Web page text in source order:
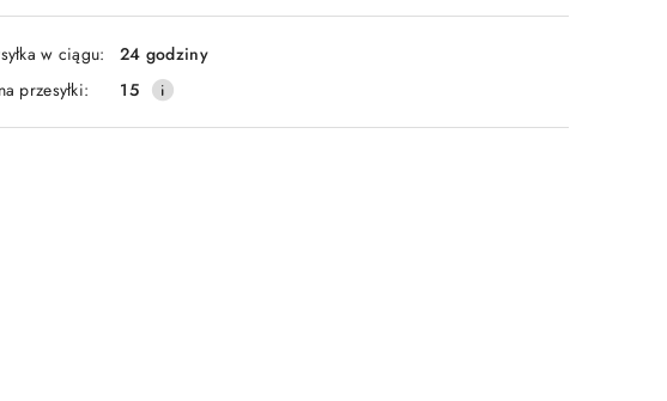
Wyślij
w ciągu:
24 godziny
przesyłki:
15